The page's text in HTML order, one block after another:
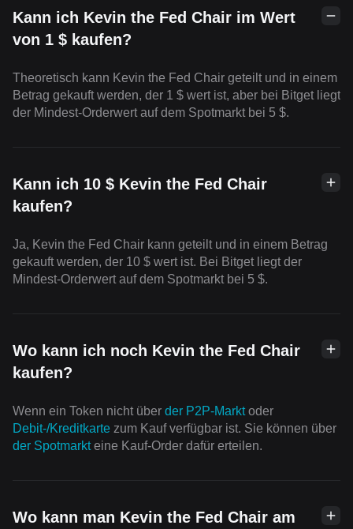
Kann ich Kevin the Fed Chair im Wert
von 1 $ kaufen?
Theoretisch kann Kevin the Fed Chair geteilt und in einem
Betrag gekauft werden, der 1 $ wert ist, aber bei Bitget liegt
der Mindest-Orderwert auf dem Spotmarkt bei 5 $.
Kann ich 10 $ Kevin the Fed Chair
kaufen?
Ja, Kevin the Fed Chair kann geteilt und in einem Betrag
gekauft werden, der 10 $ wert ist. Bei Bitget liegt der
Mindest-Orderwert auf dem Spotmarkt bei 5 $.
Wo kann ich noch Kevin the Fed Chair
kaufen?
Wenn ein Token nicht über der P2P-Marktoder
Debit-/Kreditkarte zum Kauf verfügbar ist. Sie können über
der Spotmarkteine Kauf-Order dafür erteilen.
Wo kann man Kevin the Fed Chair am